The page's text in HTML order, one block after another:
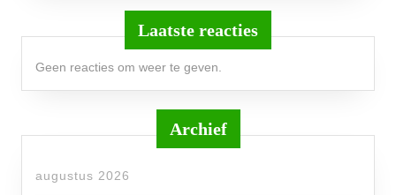
Laatste reacties
Geen reacties om weer te geven.
Archief
augustus 2026